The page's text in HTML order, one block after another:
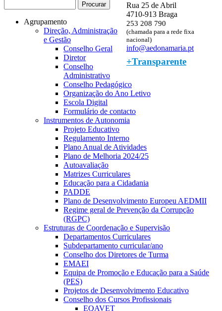
Rua 25 de Abril
4710-913 Braga
253 208 790
(chamada para a rede fixa
nacional)
info@aedonamaria.pt
+Transparente
Formulário de procura
Agrupamento
Direção, Administração
e Gestão
Conselho Geral
Diretor
Conselho
Administrativo
Conselho Pedagógico
Organização do Ano Letivo
Escola Digital
Formulário de contacto
Instrumentos de Autonomia
Projeto Educativo
Regulamento Interno
Plano Anual de Atividades
Plano de Melhoria 2024/25
Autoavaliação
Matrizes Curriculares
Educação para a Cidadania
PADDE
Plano de Desenvolvimento Europeu AEDMII
Regime geral de Prevenção da Corrupção
(RGPC)
Estruturas de Coordenação e Supervisão
Departamentos Curriculares
Subdepartamento curricular/ano
Conselho dos Diretores de Turma
EMAEI
Equipa de Promoção e Educação para a Saúde
(PES)
Projetos de Desenvolvimento Educativo
Conselho dos Cursos Profissionais
EQAVET